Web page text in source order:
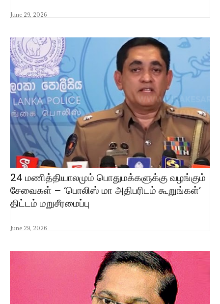
June 29, 2026
24 மணித்தியாலமும் பொதுமக்களுக்கு வழங்கும்
சேவைகள் – ‘பொலிஸ் மா அதிபரிடம் கூறுங்கள்’
திட்டம் மறுசீரமைப்பு
June 29, 2026